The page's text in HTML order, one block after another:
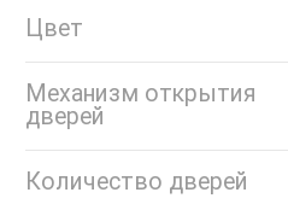
Цвет
Механизм открытия
дверей
Количество дверей